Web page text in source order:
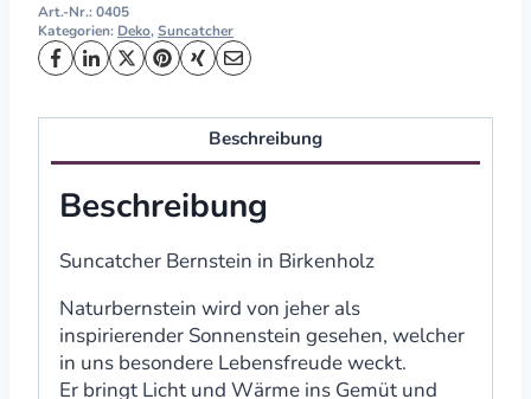
Art.-Nr.:0405
Kategorien: Deko,Suncatcher
Beschreibung
Beschreibung
Suncatcher Bernstein in Birkenholz
Naturbernstein wird von jeher als
inspirierender Sonnenstein gesehen, welcher
in uns besondere Lebensfreude weckt.
Er bringt Licht und Wärme ins Gemüt und